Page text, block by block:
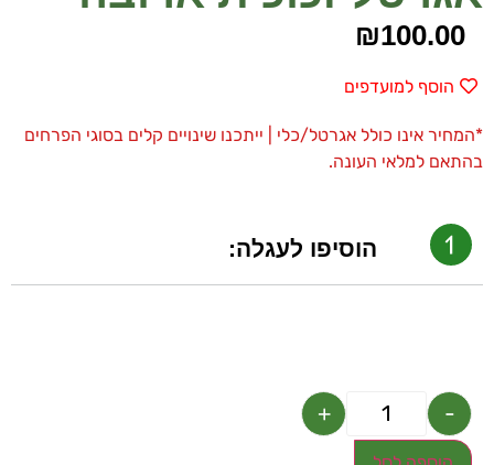
₪100.00
הוסף למועדפים
*המחיר אינו כולל אגרטל/כלי | ייתכנו שינויים קלים בסוגי הפרחים
בהתאם למלאי העונה.
הוסיפו לעגלה:
-
+